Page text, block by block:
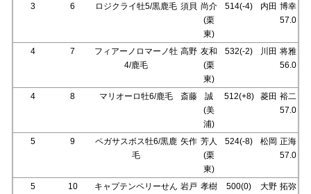
3 6 ロジクライ牡5/黒鹿毛 須貝 尚介
(栗
東)
514(-4) 内田 博幸
57.0
4 7
フィアーノロマーノ牡
4/鹿毛
高野 友和
(栗
東)
532(-2) 川田 将雅
56.0
4 8 マリオーロ牡6/鹿毛 斎藤
誠
(美
浦)
512(+8) 菱田 裕二
57.0
5 9
ペガサスボス牡6/黒鹿
毛
矢作 芳人
(栗
東)
524(-8) 松岡 正海
57.0
5 10
キャプテンペリーせん 岩戸 孝樹
500(0) 大野 拓弥